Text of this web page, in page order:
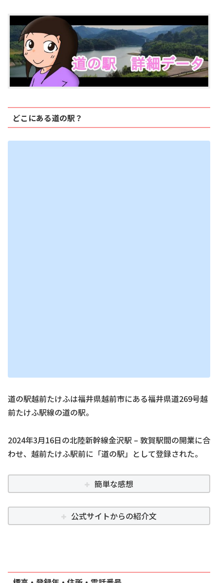
どこにある道の駅？
道の駅越前たけふは福井県越前市にある福井県道269号越
前たけふ駅線の道の駅。
2024年3月16日の北陸新幹線金沢駅 – 敦賀駅間の開業に合
わせ、越前たけふ駅前に「道の駅」として登録された。
簡単な感想
公式サイトからの紹介文